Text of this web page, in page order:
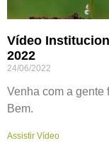
Vídeo
2022
24/06/2022
Venha com a gente
Bem.
Assistir Vídeo